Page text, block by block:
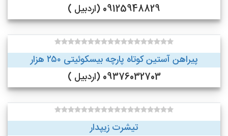
09125948829 (اردبیل )
پیراهن آستین کوتاه پارچه بیسکوئیتی ۲۵۰ هزار
09376032703 (اردبیل )
تیشرت زیپدار